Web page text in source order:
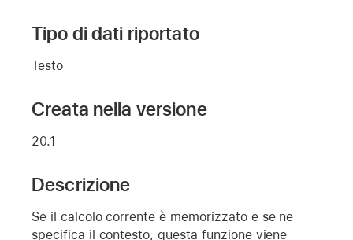
Tipo di dati riportato
Testo
Creata nella versione
20.1
Descrizione
Se il calcolo corrente è memorizzato e se ne
specifica il contesto, questa funzione viene